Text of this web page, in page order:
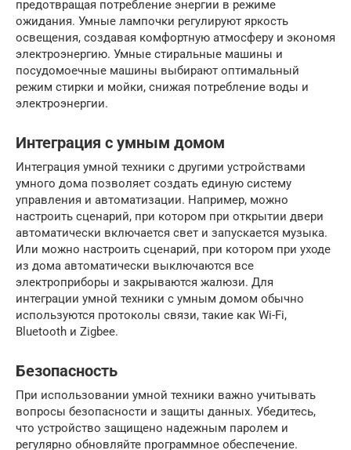
предотвращая потребление энергии в режиме
ожидания. Умные лампочки регулируют яркость
освещения, создавая комфортную атмосферу и экономя
электроэнергию. Умные стиральные машины и
посудомоечные машины выбирают оптимальный
режим стирки и мойки, снижая потребление воды и
электроэнергии.
Интеграция с умным домом
Интеграция умной техники с другими устройствами
умного дома позволяет создать единую систему
управления и автоматизации. Например, можно
настроить сценарий, при котором при открытии двери
автоматически включается свет и запускается музыка.
Или можно настроить сценарий, при котором при уходе
из дома автоматически выключаются все
электроприборы и закрываются жалюзи. Для
интеграции умной техники с умным домом обычно
используются протоколы связи, такие как Wi-Fi,
Bluetooth и Zigbee.
Безопасность
При использовании умной техники важно учитывать
вопросы безопасности и защиты данных. Убедитесь,
что устройство защищено надежным паролем и
регулярно обновляйте программное обеспечение.